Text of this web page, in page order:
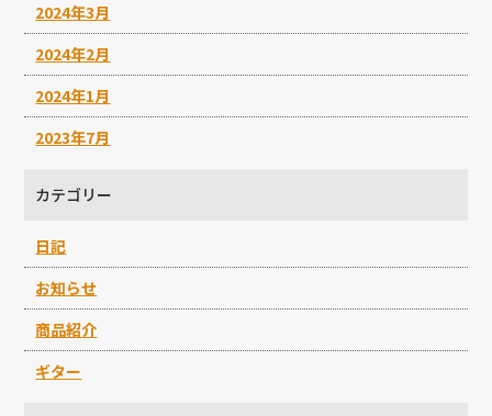
2024年3月
2024年2月
2024年1月
2023年7月
カテゴリー
日記
お知らせ
商品紹介
ギター